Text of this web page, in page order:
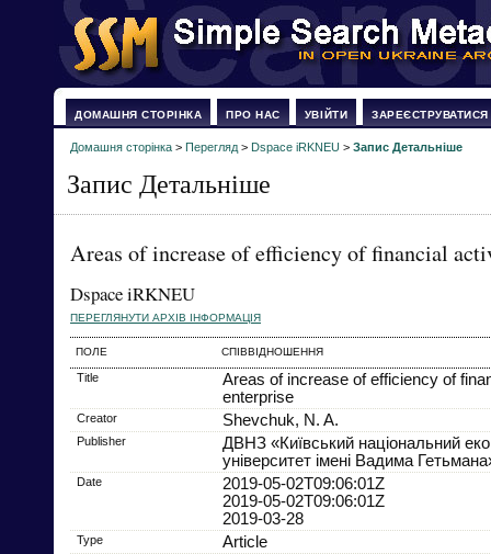
ДОМАШНЯ СТОРІНКА ПРО НАС УВІЙТИ ЗАРЕЄСТРУВАТИСЯ
Домашня сторінка > Перегляд > Dspace iRKNEU > Запис Детальніше
Запис Детальніше
Areas of increase of efficiency of financial
Dspace iRKNEU
ПЕРЕГЛЯНУТИ АРХІВ ІНФОРМАЦІЯ
ПОЛЕ СПІВВІДНОШЕННЯ
Title
Areas of increase of efficiency of
enterprise
Creator Shevchuk, N. A.
Publisher
ДВНЗ «Київський національний
університет імені Вадима
Date
2019-05-02T09:06:01Z
2019-05-02T09:06:01Z
2019-03-28
Type Article